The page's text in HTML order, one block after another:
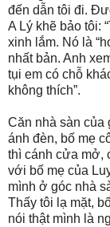
đến dẫn tôi đi.
A Lý khẽ bảo tôi:
xinh lắm. Nó là
nhất bản. Anh
tụi em có chỗ
không thích”.
Căn nhà sàn của
ánh đèn, bố mẹ
thì cánh cửa mở,
với bố mẹ của
mình ở góc nhà
Thấy tôi lạ mặt,
nói thật mình là